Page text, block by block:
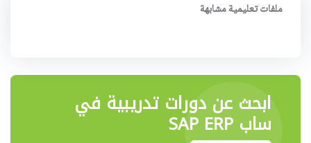
ملفات تعليمية مشابهة
ابحث عن دورات تدريبية في
ساب SAP ERP